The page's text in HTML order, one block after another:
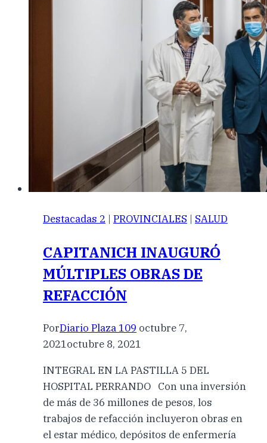
Destacadas 2 | PROVINCIALES | SALUD
CAPITANICH INAUGURÓ
MÚLTIPLES OBRAS DE
REFACCIÓN
PorDiario Plaza 109 octubre 7,
2021octubre 8, 2021
INTEGRAL EN LA PASTILLA 5 DEL
HOSPITAL PERRANDO Con una inversión
de más de 36 millones de pesos, los
trabajos de refacción incluyeron obras en
el estar médico, depósitos de enfermería